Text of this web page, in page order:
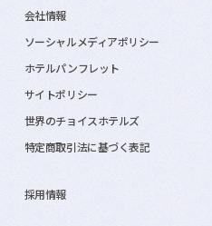
会社情報
ソーシャルメディアポリシー
ホテルパンフレット
サイトポリシー
世界のチョイスホテルズ
特定商取引法に基づく表記
採用情報